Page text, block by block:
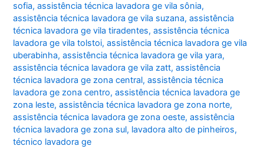
sofia,assistência técnica lavadora ge vila sônia,
assistência técnica lavadora ge vila suzana,assistência
técnica lavadora ge vila tiradentes,assistência técnica
lavadora ge vila tolstoi,assistência técnica lavadora ge vila
uberabinha,assistência técnica lavadora ge vila yara,
assistência técnica lavadora ge vila zatt,assistência
técnica lavadora ge zona central,assistência técnica
lavadora ge zona centro,assistência técnica lavadora ge
zona leste,assistência técnica lavadora ge zona norte,
assistência técnica lavadora ge zona oeste,assistência
técnica lavadora ge zona sul, lavadora alto de pinheiros,
técnico lavadora ge